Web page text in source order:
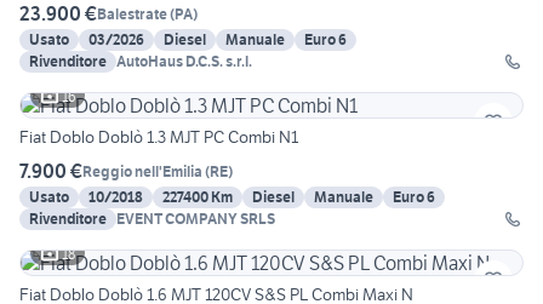
23.900 €Balestrate(PA)
Usato
03/2026 Diesel Manuale
Euro 6
Rivenditore AutoHaus D.C.S. s.r.l.
16
Fiat Doblo Doblò 1.3 MJT PC Combi N1
7.900 €Reggio nell'Emilia (RE)
Usato
10/2018 227400 Km Diesel Manuale
Euro 6
Rivenditore EVENT COMPANY SRLS
18
Fiat Doblo Doblò 1.6 MJT 120CV S&S PL Combi Maxi N